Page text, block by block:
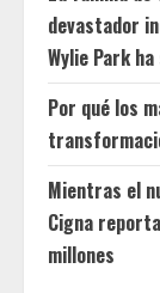
devastador
Wylie Park
Por qué los
Mientras el
Cigna
millones